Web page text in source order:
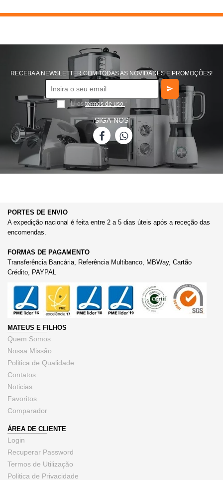
RECEBA A NEWSLETTER COM TODAS AS NOVIDADES E PROMOÇÕES!
Li os termos de uso *
SIGA-NOS
PORTES DE ENVIO
A expedição nacional é feita entre 2 a 5 dias úteis após a receção das
encomendas.
FORMAS DE PAGAMENTO
Transferência Bancária, Referência Multibanco, MBWay, Cartão
Crédito, PAYPAL
MATEUS E FILHOS
Quem Somos
Nossa Missão
Politica de Qualidade
Contatos
Noticias
Favoritos
Comparador
ÁREA DE CLIENTE
Login
Recuperar Password
Termos de Utilização
Politica de Privacidade